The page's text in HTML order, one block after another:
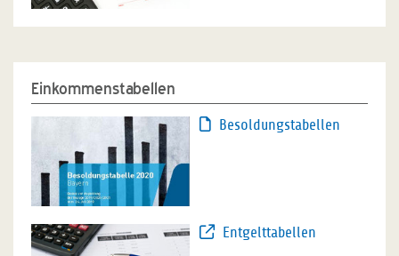
Einkommenstabellen
Besoldungstabellen
Entgelttabellen